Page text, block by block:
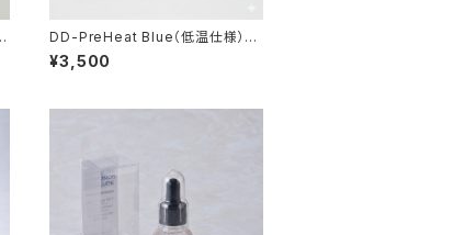
DD-PreHeat Blue（低温仕様）
【液体化ホット】
¥3,500